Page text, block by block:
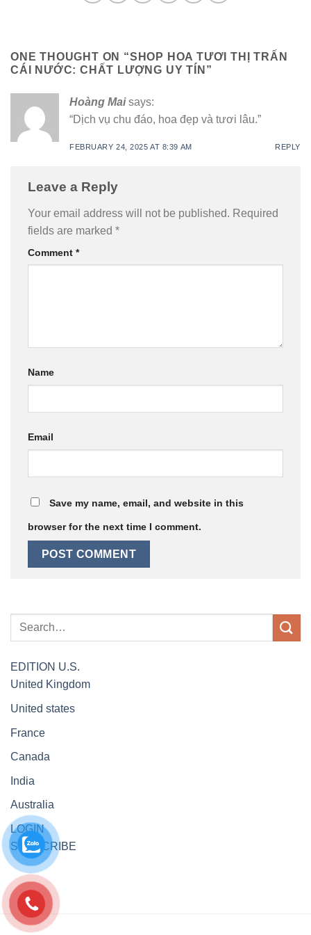
ONE THOUGHT ON “SHOP HOA TƯƠI THỊ TRẤN
CÁI NƯỚC: CHẤT LƯỢNG UY TÍN ”
Hoàng Mai says:
“Dịch vụ chu đáo, hoa đẹp và tươi lâu.”
FEBRUARY 24, 2025 AT 8:39 AM REPLY
Leave a Reply
Your email address will not be published. Required
fields are marked *
Comment *
Name
Email
Save my name, email, and website in this
browser for the next time I comment.
EDITION U.S.
United Kingdom
United states
France
Canada
India
Australia
LOGIN
SUBSCRIBE